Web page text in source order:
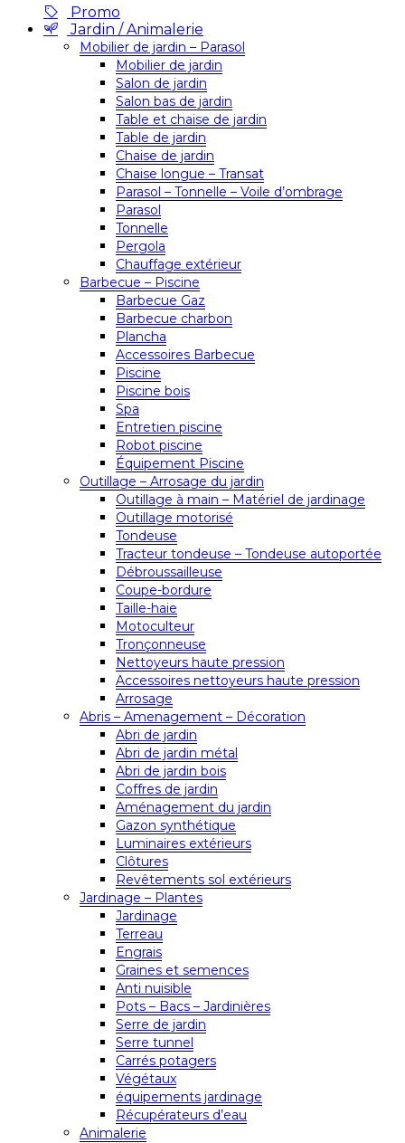
Promo
Jardin / Animalerie
Mobilier de jardin – Parasol
Mobilier de jardin
Salon de jardin
Salon bas de jardin
Table et chaise de jardin
Table de jardin
Chaise de jardin
Chaise longue – Transat
Parasol – Tonnelle – Voile d’ombrage
Parasol
Tonnelle
Pergola
Chauffage extérieur
Barbecue – Piscine
Barbecue Gaz
Barbecue charbon
Plancha
Accessoires Barbecue
Piscine
Piscine bois
Spa
Entretien piscine
Robot piscine
Équipement Piscine
Outillage – Arrosage du jardin
Outillage à main – Matériel de jardinage
Outillage motorisé
Tondeuse
Tracteur tondeuse – Tondeuse autoportée
Débroussailleuse
Coupe-bordure
Taille-haie
Motoculteur
Tronçonneuse
Nettoyeurs haute pression
Accessoires nettoyeurs haute pression
Arrosage
Abris – Amenagement – Décoration
Abri de jardin
Abri de jardin métal
Abri de jardin bois
Coffres de jardin
Aménagement du jardin
Gazon synthétique
Luminaires extérieurs
Clôtures
Revêtements sol extérieurs
Jardinage – Plantes
Jardinage
Terreau
Engrais
Graines et semences
Anti nuisible
Pots – Bacs – Jardinières
Serre de jardin
Serre tunnel
Carrés potagers
Végétaux
équipements jardinage
Récupérateurs d’eau
Animalerie